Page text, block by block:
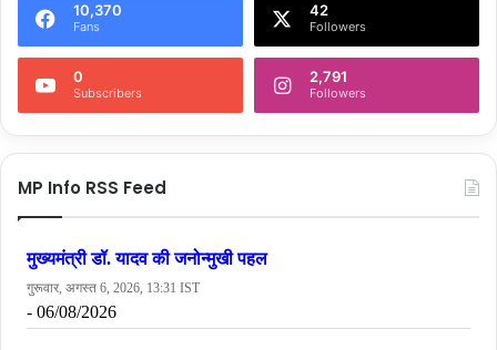
10,370
Fans
42
Followers
0
Subscribers
2,791
Followers
MP Info RSS Feed